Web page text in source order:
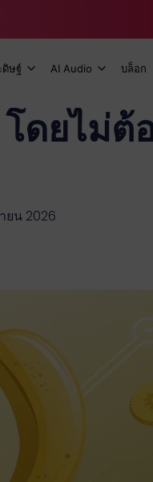
ษฐ์ AI Audio บล็อก
ดยไม่ต้
ยน 2026